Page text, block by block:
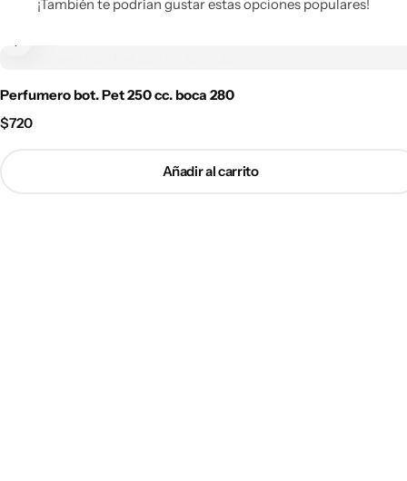
¡También te podrían gustar estas opciones populares!
Perfumero bot. Pet 250 cc. boca 280
$720
Añadir al carrito